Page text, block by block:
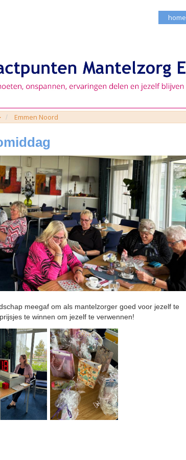
home
Emmen Noord
meegaf om als mantelzorger goed voor jezelf te
te winnen om jezelf te verwennen!